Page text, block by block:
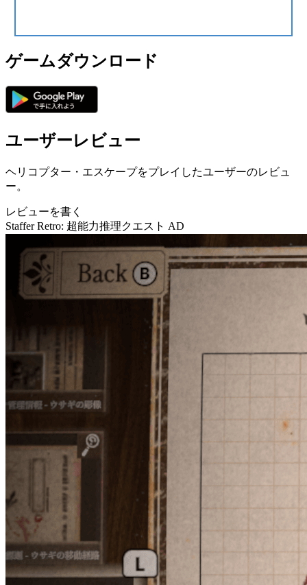
ゲームダウンロード
ユーザーレビュー
ヘリコプター・エスケープをプレイしたユーザーのレビュ
ー。
レビューを書く
Staffer Retro: 超能力推理クエスト AD